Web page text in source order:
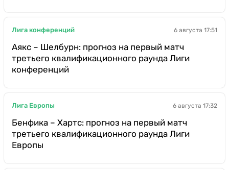
Лига конференций 6 августа 17:51
Аякс – Шелбурн: прогноз на первый матч
третьего квалификационного раунда Лиги
конференций
Лига Европы 6 августа 17:32
Бенфика – Хартс: прогноз на первый матч
третьего квалификационного раунда Лиги
Европы